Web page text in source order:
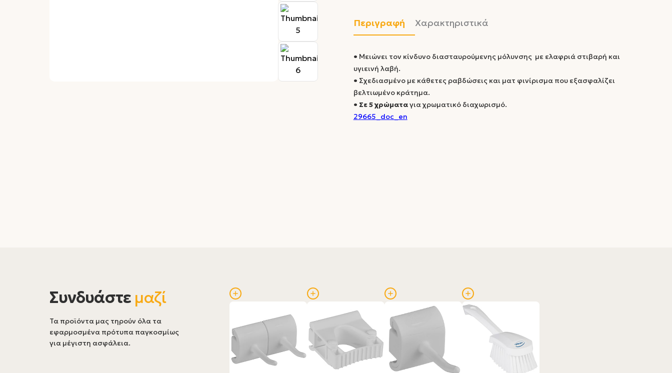
Περιγραφή Χαρακτηριστικά
• Μειώνει τον κίνδυνο διασταυρούμενης μόλυνσης με ελαφριά στιβαρή και
υγιεινή λαβή.
• Σχεδιασμένο με κάθετες ραβδώσεις και ματ φινίρισμα που εξασφαλίζει
βελτιωμένο κράτημα.
• Σε 5 χρώματαγια χρωματικό διαχωρισμό.
29665_doc_en
Συνδυάστε μαζί
Τα προϊόντα μας τηρούν όλα τα
εφαρμοσμένα πρότυπα παγκοσμίως
για μέγιστη ασφάλεια.